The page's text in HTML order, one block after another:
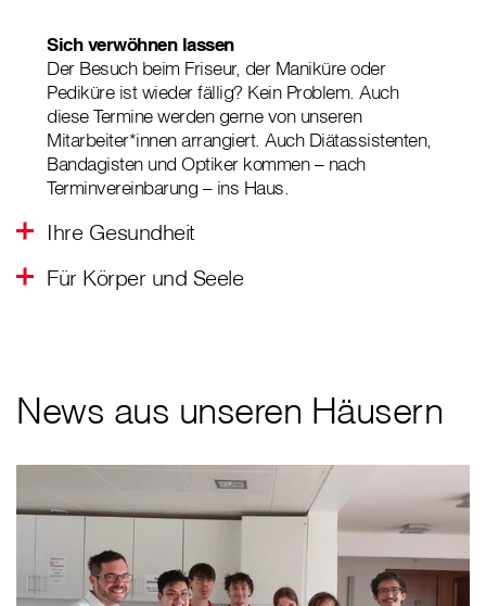
Sich verwöhnen lassen
Der Besuch beim Friseur, der Maniküre oder
Pediküre ist wieder fällig? Kein Problem. Auch
diese Termine werden gerne von unseren
Mitarbeiter*innen arrangiert. Auch Diätassistenten,
Bandagisten und Optiker kommen – nach
Terminvereinbarung – ins Haus.
Ihre Gesundheit
Für Körper und Seele
News aus unseren Häusern